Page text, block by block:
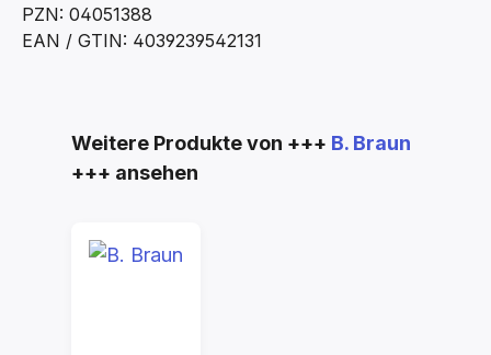
PZN: 04051388
EAN / GTIN: 4039239542131
Produktgalerie überspringen
Weitere Produkte von +++ B. Braun
+++ ansehen